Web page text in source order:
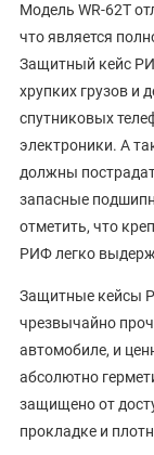
Модель WR-62T
что является
Защитный кейс
хрупких грузов и
спутниковых
электроники. А
должны
запасные
отметить, что
РИФ легко
Защитные кейсы
чрезвычайно
автомобиле, и
абсолютно
защищено от
прокладке и